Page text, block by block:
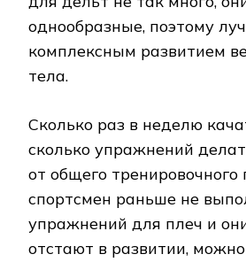
однообразные, поэтому
комплексным развитием
тела.
Сколько раз в неделю
сколько упражнений
от общего тренировочного
спортсмен раньше не
упражнений для плеч и
отстают в развитии, можно